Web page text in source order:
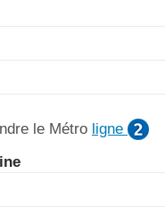
le Métro ligne